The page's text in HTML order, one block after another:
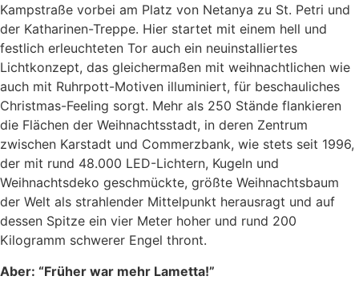
Kampstraße vorbei am Platz von Netanya zu St. Petri und
der Katharinen-Treppe. Hier startet mit einem hell und
festlich erleuchteten Tor auch ein neuinstalliertes
Lichtkonzept, das gleichermaßen mit weihnachtlichen wie
auch mit Ruhrpott-Motiven illuminiert, für beschauliches
Christmas-Feeling sorgt. Mehr als 250 Stände flankieren
die Flächen der Weihnachtsstadt, in deren Zentrum
zwischen Karstadt und Commerzbank, wie stets seit 1996,
der mit rund 48.000 LED-Lichtern, Kugeln und
Weihnachtsdeko geschmückte, größte Weihnachtsbaum
der Welt als strahlender Mittelpunkt herausragt und auf
dessen Spitze ein vier Meter hoher und rund 200
Kilogramm schwerer Engel thront.
Aber: “Früher war mehr Lametta!”